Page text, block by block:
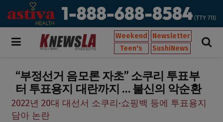
Weekend
Newsletter
Teen's
SushiNews
“부정선거 음모론 자초” 소쿠리 투표부
터 투표용지 대란까지 … 불신의 악순환
2022년 20대 대선서 소쿠리·쇼핑백 등에 투표용지
담아 논란